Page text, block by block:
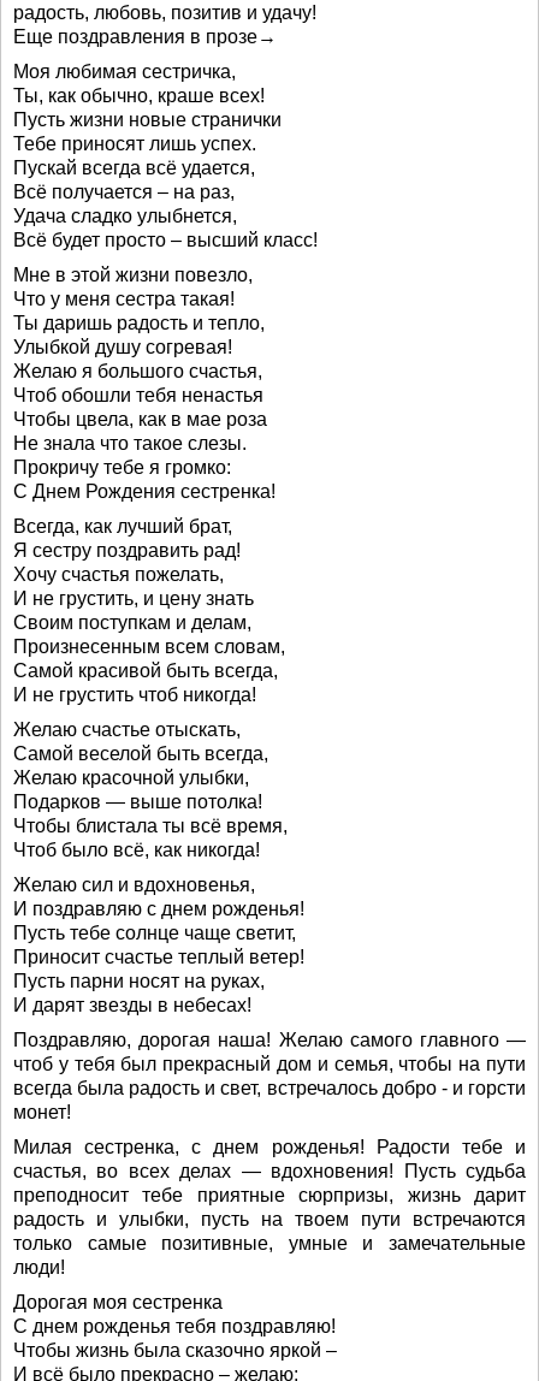
радость, любовь, позитив и удачу!
Еще поздравления в прозе→
Моя любимая сестричка,
Ты, как обычно, краше всех!
Пусть жизни новые странички
Тебе приносят лишь успех.
Пускай всегда всё удается,
Всё получается – на раз,
Удача сладко улыбнется,
Всё будет просто – высший класс!
Мне в этой жизни повезло,
Что у меня сестра такая!
Ты даришь радость и тепло,
Улыбкой душу согревая!
Желаю я большого счастья,
Чтоб обошли тебя ненастья
Чтобы цвела, как в мае роза
Не знала что такое слезы.
Прокричу тебе я громко:
С Днем Рождения сестренка!
Всегда, как лучший брат,
Я сестру поздравить рад!
Хочу счастья пожелать,
И не грустить, и цену знать
Своим поступкам и делам,
Произнесенным всем словам,
Самой красивой быть всегда,
И не грустить чтоб никогда!
Желаю счастье отыскать,
Самой веселой быть всегда,
Желаю красочной улыбки,
Подарков — выше потолка!
Чтобы блистала ты всё время,
Чтоб было всё, как никогда!
Желаю сил и вдохновенья,
И поздравляю с днем рожденья!
Пусть тебе солнце чаще светит,
Приносит счастье теплый ветер!
Пусть парни носят на руках,
И дарят звезды в небесах!
Поздравляю, дорогая наша! Желаю самого главного —
чтоб у тебя был прекрасный дом и семья, чтобы на пути
всегда была радость и свет, встречалось добро - и горсти
монет!
Милая сестренка, с днем рожденья! Радости тебе и
счастья, во всех делах — вдохновения! Пусть судьба
преподносит тебе приятные сюрпризы, жизнь дарит
радость и улыбки, пусть на твоем пути встречаются
только самые позитивные, умные и замечательные
люди!
Дорогая моя сестренка
С днем рожденья тебя поздравляю!
Чтобы жизнь была сказочно яркой –
И всё было прекрасно – желаю: